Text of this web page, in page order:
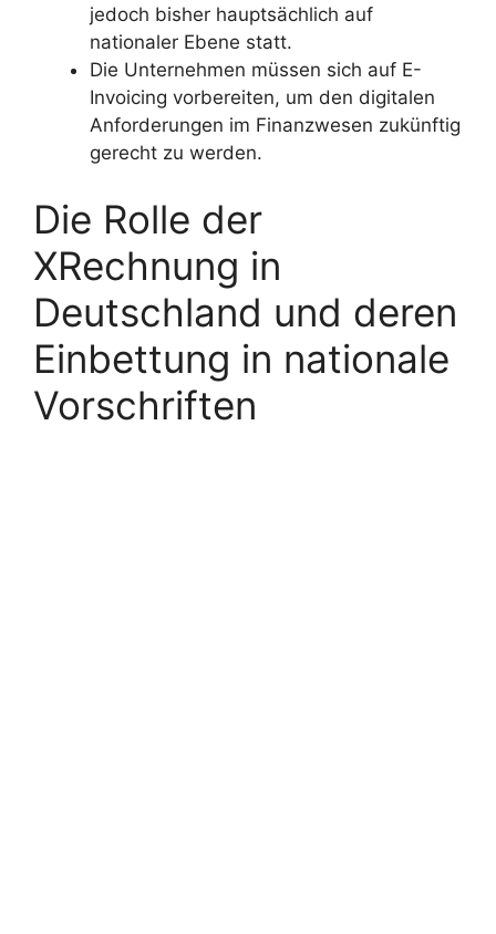
jedoch bisher hauptsächlich auf
nationaler Ebene statt.
Die Unternehmen müssen sich auf E-
Invoicing vorbereiten, um den digitalen
Anforderungen im Finanzwesen zukünftig
gerecht zu werden.
Die Rolle der
XRechnung in
Deutschland und deren
Einbettung in nationale
Vorschriften